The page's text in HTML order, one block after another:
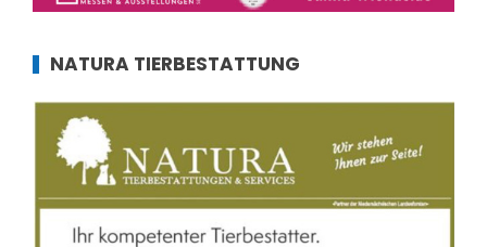
NATURA TIERBESTATTUNG